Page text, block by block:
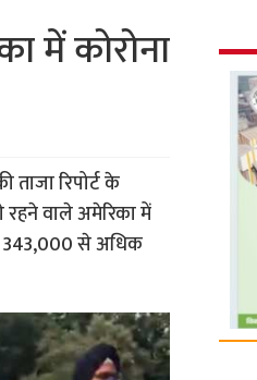
में कोरोना
रिपोर्ट के
वाले अमेरिका में
343,000 से अधिक